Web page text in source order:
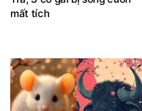
mất tích